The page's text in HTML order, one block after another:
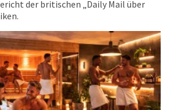
der britischen „Daily Mail über